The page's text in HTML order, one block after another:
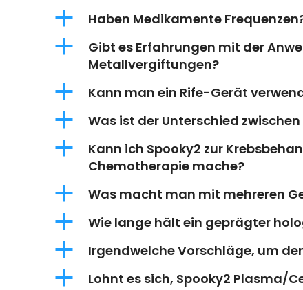
a Haben Medikamente
a
Gibt es Erfahrungen mit der
Metallvergiftungen?
a Kann man ein Rife-Gerät
a Was ist der Unterschied
a
Kann ich Spooky2 zur
Chemotherapie mache?
a Was macht man mit mehreren
a Wie lange hält ein geprägter
a Irgendwelche Vorschläge, um
a Lohnt es sich, Spooky2 Plasma/